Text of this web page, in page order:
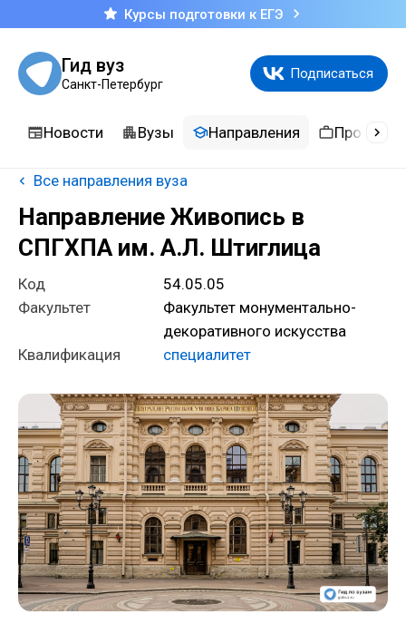
Курсы подготовки к ЕГЭ
Гид вуз
Санкт-Петербург
Подписаться
Новости Вузы Направления
Все направления вуза
Направление Живопись в
СПГХПА им. А.Л. Штиглица
Код
54.05.05
Факультет
Факультет монументально-
декоративного искусства
Квалификация
специалитет